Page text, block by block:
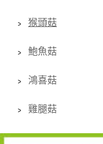
猴頭菇
鮑魚菇
鴻喜菇
雞腿菇